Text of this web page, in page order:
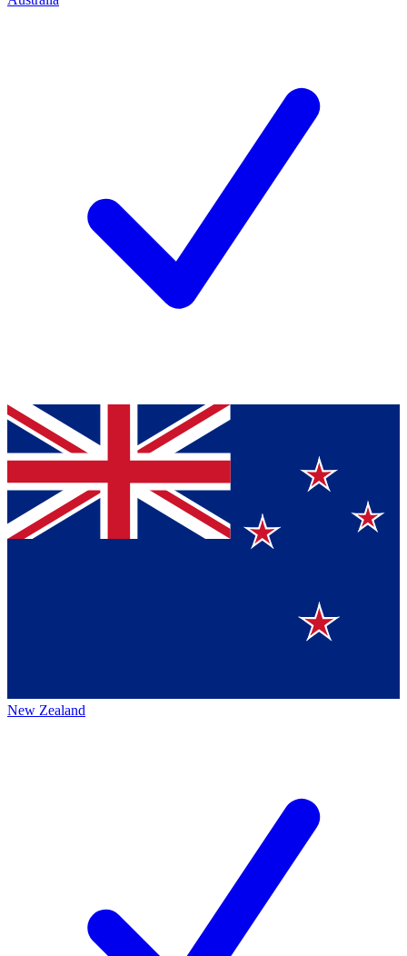
New Zealand